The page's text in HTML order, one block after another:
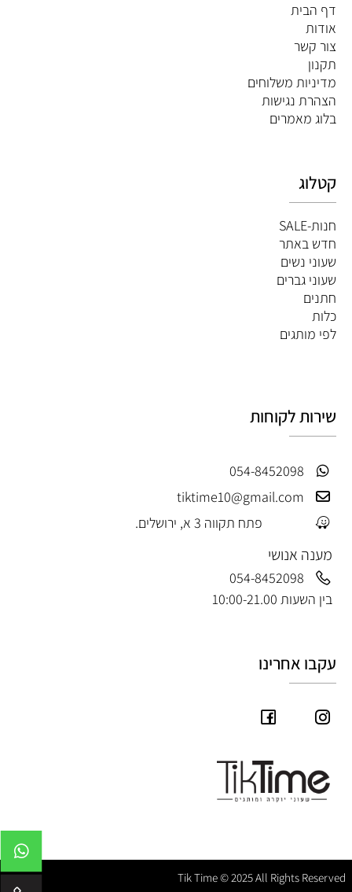
דף הבית
אודות
צור קשר
תקנון
מדיניות משלוחים
הצהרת נגישות
בלוג מאמרים
קטלוג
חנות-SALE
חדש באתר
שעוני נשים
שעוני גברים
חתנים
כלות
לפי מותגים
שירות לקוחות
054-8452098
tiktime10@gmail.com
פתח תקווה 3 א, ירושלים.
מענה אנושי
054-8452098
בין השעות 10:00-21.00
עקבו אחרינו
Tik Time © 2025 All Rights Reserved